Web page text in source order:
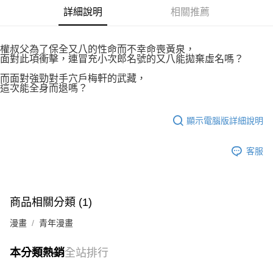
https://aftee.tw/terms/#terms3
３．未成年的使用者請事先徵得法定代理人或監護人之同意方可使用
任。
４．使用「AFTEE先享後付」時，將依據個別帳號之用戶狀況，依本公司即
請求用戶進行身份認證。
５．嚴禁一人註冊多個帳號或使用他人資訊註冊。若發現惡意使用之情形，
每筆NT$80，滿NT$500(含以上)免運費
每筆NT$100，滿NT$800(含以上)免運費
詳細說明 相關推薦
權叔父為了保全又八的性命而不幸命喪黃泉，
面對此項衝擊，連冒充小次郎名號的又八能拋棄虛名嗎？
而面對強勁對手穴戶梅軒的武藏，
這次能全身而退嗎？
顯示電腦版詳細說明
客服
商品相關分類 (1)
漫畫 青年漫畫
本分類熱銷全站排行